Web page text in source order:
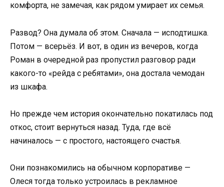
комфорта, не замечая, как рядом умирает их семья.
Развод? Она думала об этом. Сначала — исподтишка.
Потом — всерьёз. И вот, в один из вечеров, когда
Роман в очередной раз пропустил разговор ради
какого-то «рейда с ребятами», она достала чемодан
из шкафа.
Но прежде чем история окончательно покатилась под
откос, стоит вернуться назад. Туда, где всё
начиналось — с простого, настоящего счастья.
Они познакомились на обычном корпоративе —
Олеся тогда только устроилась в рекламное